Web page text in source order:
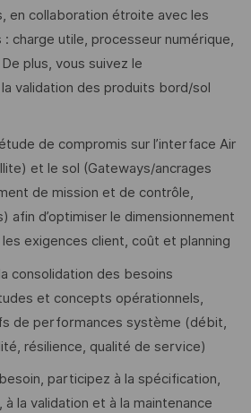
en collaboration étroite avec les
charge utile, processeur numérique,
plus, vous suivez le
validation des produits bord/sol
de compromis sur l’interface Air
et le sol (Gateways/ancrages
de mission et de contrôle,
afin d’optimiser le dimensionnement
exigences client, coût et planning
consolidation des besoins
et concepts opérationnels,
de performances système (débit,
résilience, qualité de service)
participez à la spécification,
la validation et à la maintenance